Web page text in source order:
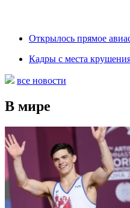
Открылось прямое
Кадры с места
все новости
В мире